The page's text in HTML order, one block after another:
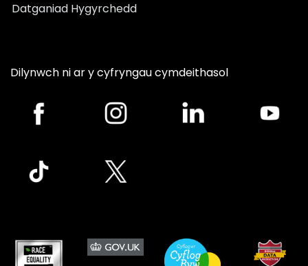
Datganiad Hygyrchedd
Dilynwch ni ar y cyfryngau cymdeithasol